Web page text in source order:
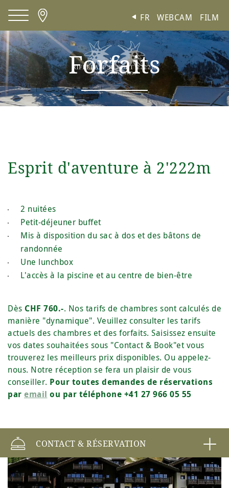
FR WEBCAM FILM
Forfaits
CONTACT & RÉSERVATION
Esprit d'aventure à 2'222m
2 nuitées
Petit-déjeuner buffet
Mis à disposition du sac à dos et des bâtons de
randonnée
Une lunchbox
L'accès à la piscine et au centre de bien-être
Dès CHF 760.-. Nos tarifs de chambres sont calculés de
manière "dynamique". Veuillez consulter les tarifs
actuels des chambres et des forfaits. Saisissez ensuite
vos dates souhaitées sous "Contact & Book"et vous
trouverez les meilleurs prix disponibles. Ou appelez-
nous. Notre réception se fera un plaisir de vous
conseiller. Pour toutes demandes de réservations
par email ou par téléphone +41 27 966 05 55